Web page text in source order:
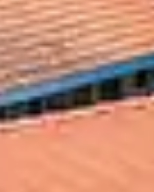
Chaque saison apporte
air. L’automne séduit par
de profiter d’une
Capbreton est entourée
découvrir les environs à